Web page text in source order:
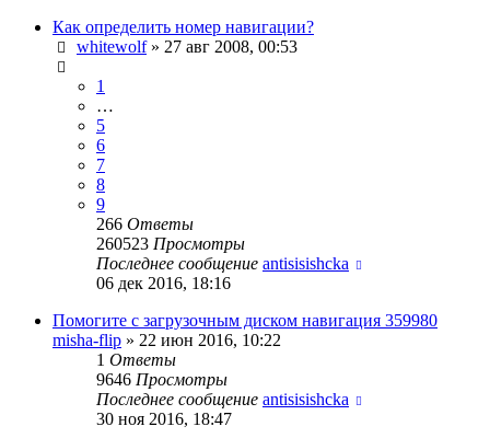
Как определить номер навигации?
whitewolf» 27 авг 2008, 00:53
1
…
5
6
7
8
9
266 Ответы
260523 Просмотры
Последнее сообщение antisisishcka
06 дек 2016, 18:16
Помогите с загрузочным диском навигация 359980
misha-flip » 22 июн 2016, 10:22
1 Ответы
9646 Просмотры
Последнее сообщение antisisishcka
30 ноя 2016, 18:47